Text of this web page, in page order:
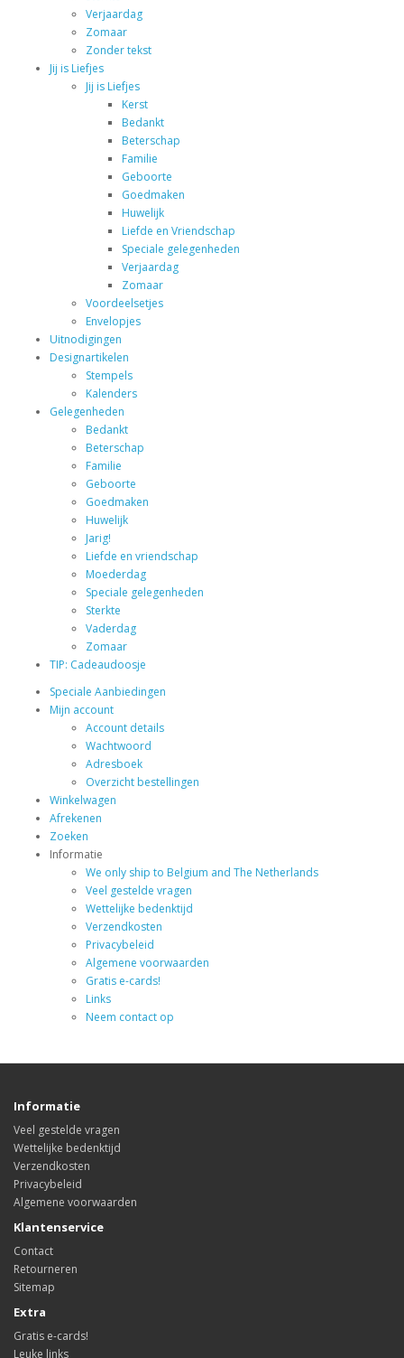
Verjaardag
Zomaar
Zonder tekst
Jij is Liefjes
Jij is Liefjes
Kerst
Bedankt
Beterschap
Familie
Geboorte
Goedmaken
Huwelijk
Liefde en Vriendschap
Speciale gelegenheden
Verjaardag
Zomaar
Voordeelsetjes
Envelopjes
Uitnodigingen
Designartikelen
Stempels
Kalenders
Gelegenheden
Bedankt
Beterschap
Familie
Geboorte
Goedmaken
Huwelijk
Jarig!
Liefde en vriendschap
Moederdag
Speciale gelegenheden
Sterkte
Vaderdag
Zomaar
TIP: Cadeaudoosje
Speciale Aanbiedingen
Mijn account
Account details
Wachtwoord
Adresboek
Overzicht bestellingen
Winkelwagen
Afrekenen
Zoeken
Informatie
We only ship to Belgium and The Netherlands
Veel gestelde vragen
Wettelijke bedenktijd
Verzendkosten
Privacybeleid
Algemene voorwaarden
Gratis e-cards!
Links
Neem contact op
Informatie
Veel gestelde vragen
Wettelijke bedenktijd
Verzendkosten
Privacybeleid
Algemene voorwaarden
Klantenservice
Contact
Retourneren
Sitemap
Extra
Gratis e-cards!
Leuke links